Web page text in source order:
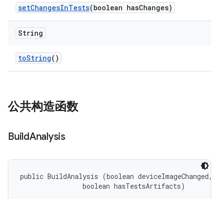
setChangesInTests(boolean hasChanges)
String
toString()
公共构造函数
BuildAnalysis
public BuildAnalysis (boolean deviceImageChanged,
                boolean hasTestsArtifacts)